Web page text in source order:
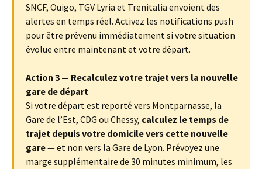
SNCF, Ouigo, TGV Lyria et Trenitalia envoient des
alertes en temps réel. Activez les notifications push
pour être prévenu immédiatement si votre situation
évolue entre maintenant et votre départ.
Action 3 — Recalculez votre trajet vers la nouvelle
gare de départ
Si votre départ est reporté vers Montparnasse, la
Gare de l’Est, CDG ou Chessy, calculez le temps de
trajet depuis votre domicile vers cette nouvelle
gare— et non vers la Gare de Lyon. Prévoyez une
marge supplémentaire de 30 minutes minimum, les